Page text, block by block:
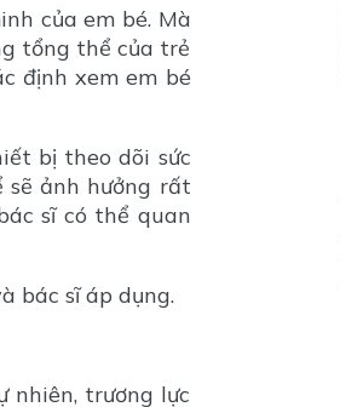
của em bé. Mà
tổng thể của trẻ
định xem em bé
bị theo dõi sức
sẽ ảnh hưởng rất
sĩ có thể quan
bác sĩ áp dụng.
nhiên, trương lực